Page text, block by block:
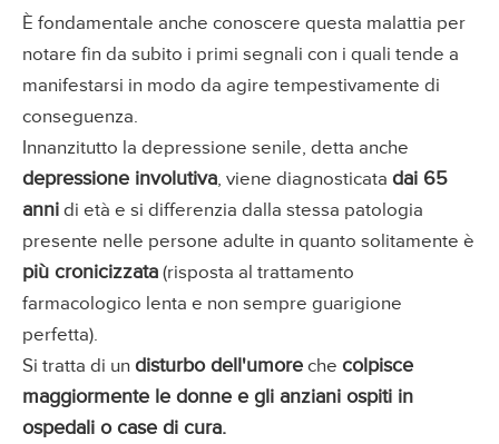
È fondamentale anche conoscere questa malattia per
notare fin da subito i primi segnali con i quali tende a
manifestarsi in modo da agire tempestivamente di
conseguenza.
Innanzitutto la depressione senile, detta anche
depressione involutiva, viene diagnosticata dai 65
anni di età e si differenzia dalla stessa patologia
presente nelle persone adulte in quanto solitamente è
più cronicizzata (risposta al trattamento
farmacologico lenta e non sempre guarigione
perfetta).
Si tratta di un disturbo dell'umore che colpisce
maggiormente le donne e gli anziani ospiti in
ospedali o case di cura.